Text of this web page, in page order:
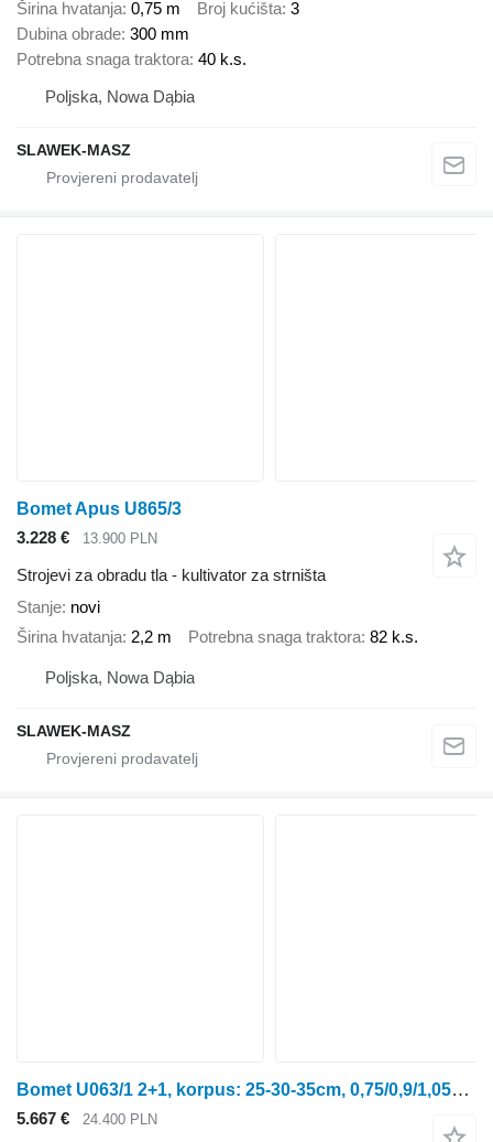
Širina hvatanja 0,75 m Broj kućišta 3
Dubina obrade 300 mm
Potrebna snaga traktora 40 k.s.
Poljska, Nowa Dąbia
SLAWEK-MASZ
Bomet Apus U865/3
3.228 €
13.900 PLN
Strojevi za obradu tla - kultivator za strništa
Stanje novi
Širina hvatanja 2,2 m Potrebna snaga traktora 82 k.s.
Poljska, Nowa Dąbia
SLAWEK-MASZ
Bomet U063/1 2+1, korpus: 25-30-35cm, 0,75/0,9/1,05m Leo
5.667 € 24.400 PLN